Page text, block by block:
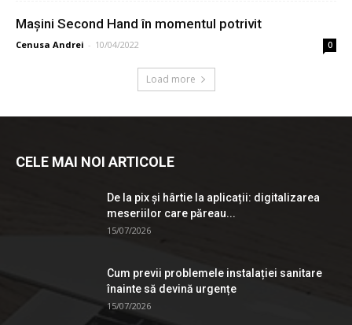
Mașini Second Hand în momentul potrivit
Cenusa Andrei - 10/04/2022 0
Load more
CELE MAI NOI ARTICOLE
De la pix şi hârtie la aplicații: digitalizarea
meseriilor care păreau...
15/07/2026
Cum previi problemele instalației sanitare
înainte să devină urgențe
15/07/2026